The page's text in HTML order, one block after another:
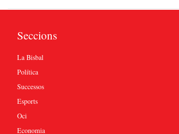
Seccions
La Bisbal
Política
Successos
Esports
Oci
Economia